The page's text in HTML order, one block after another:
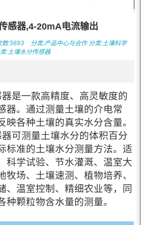
感器,4-20mA电流输出
数:5693 分类:产品中心与合作分类:土壤科学
:土壤水分传感器
是一款高精度、高灵敏度的
器。通过测量土壤的介电常
映各种土壤的真实水分含量。
可测量土壤水分的体积百分
标准的土壤水分测量方法。适
科学试验、节水灌溉、温室大
牧场、土壤速测、植物培养、
、温室控制、精细农业等，同
种颗粒物含水量的测量。